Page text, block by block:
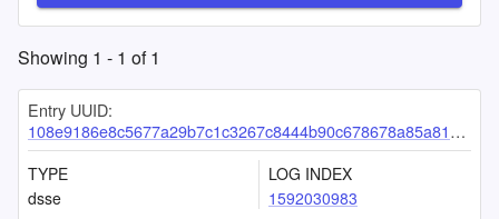
Showing 1 - 1 of1
Entry UUID:
108e9186e8c5677a29b7c1c3267c8444b90c678678a85a81a17ea6929f4d89befe9f4384248cbb3a
TYPE
dsse
LOG INDEX
1592030983